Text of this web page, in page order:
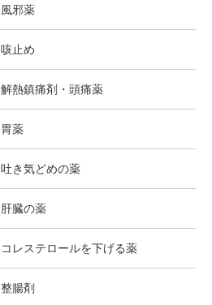
風邪薬
咳止め
解熱鎮痛剤・頭痛薬
胃薬
吐き気どめの薬
肝臓の薬
コレステロールを下げる薬
整腸剤